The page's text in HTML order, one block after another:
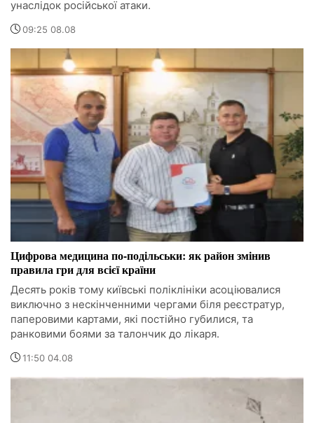
унаслідок російської атаки.
09:25 08.08
Цифрова медицина по-подільськи: як район змінив
правила гри для всієї країни
Десять років тому київські поліклініки асоціювалися
виключно з нескінченними чергами біля реєстратур,
паперовими картами, які постійно губилися, та
ранковими боями за талончик до лікаря.
11:50 04.08